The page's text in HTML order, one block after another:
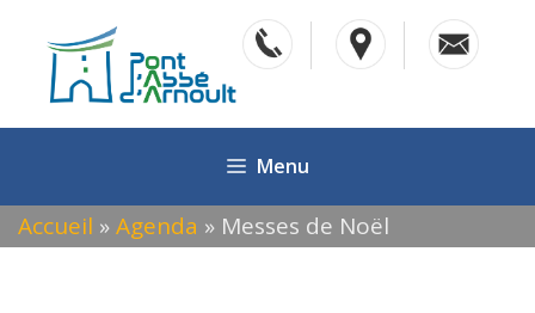
contenu
Menu
Accueil »Agenda » Messes de Noël